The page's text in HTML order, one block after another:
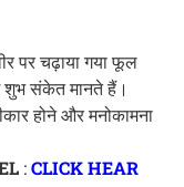
पर चढ़ाया गया फूल
संकेत मानते हैं।
होने और मनोकामना
:CLICK HEAR